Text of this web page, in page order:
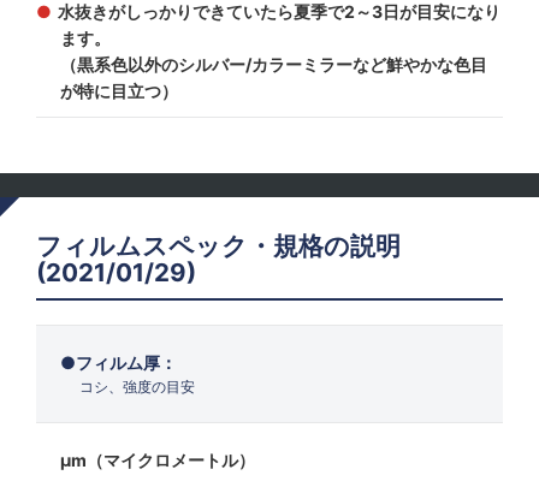
水抜きがしっかりできていたら夏季で2～3日が目安になり
ます。
（黒系色以外のシルバー/カラーミラーなど鮮やかな色目
が特に目立つ）
フィルムスペック・規格の説明
(2021/01/29)
フィルム厚：
コシ、強度の目安
μm（マイクロメートル）